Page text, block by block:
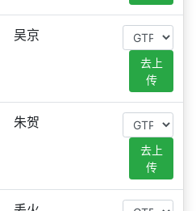
吴京
去上
传
朱贺
去上
传